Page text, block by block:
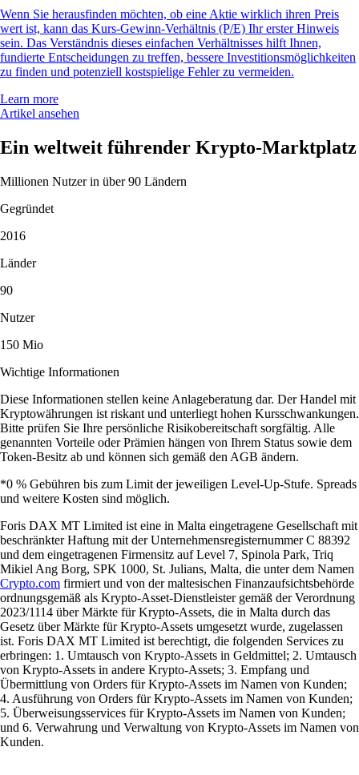
Wenn Sie herausfinden möchten, ob eine Aktie wirklich ihren Preis
wert ist, kann das Kurs-Gewinn-Verhältnis (P/E) Ihr erster Hinweis
sein. Das Verständnis dieses einfachen Verhältnisses hilft Ihnen,
fundierte Entscheidungen zu treffen, bessere Investitionsmöglichkeiten
zu finden und potenziell kostspielige Fehler zu vermeiden.
Learn more
Artikel ansehen
Ein weltweit führender Krypto-Marktplatz
Millionen Nutzer in über 90 Ländern
Gegründet
2016
Länder
90
Nutzer
150 Mio
Wichtige Informationen
Diese Informationen stellen keine Anlageberatung dar. Der Handel mit
Kryptowährungen ist riskant und unterliegt hohen Kursschwankungen.
Bitte prüfen Sie Ihre persönliche Risikobereitschaft sorgfältig. Alle
genannten Vorteile oder Prämien hängen von Ihrem Status sowie dem
Token-Besitz ab und können sich gemäß den AGB ändern.
*0 % Gebühren bis zum Limit der jeweiligen Level-Up-Stufe. Spreads
und weitere Kosten sind möglich.
Foris DAX MT Limited ist eine in Malta eingetragene Gesellschaft mit
beschränkter Haftung mit der Unternehmensregisternummer C 88392
und dem eingetragenen Firmensitz auf Level 7, Spinola Park, Triq
Mikiel Ang Borg, SPK 1000, St. Julians, Malta, die unter dem Namen
Crypto.com firmiert und von der maltesischen Finanzaufsichtsbehörde
ordnungsgemäß als Krypto-Asset-Dienstleister gemäß der Verordnung
2023/1114 über Märkte für Krypto-Assets, die in Malta durch das
Gesetz über Märkte für Krypto-Assets umgesetzt wurde, zugelassen
ist. Foris DAX MT Limited ist berechtigt, die folgenden Services zu
erbringen: 1. Umtausch von Krypto-Assets in Geldmittel; 2. Umtausch
von Krypto-Assets in andere Krypto-Assets; 3. Empfang und
Übermittlung von Orders für Krypto-Assets im Namen von Kunden;
4. Ausführung von Orders für Krypto-Assets im Namen von Kunden;
5. Überweisungsservices für Krypto-Assets im Namen von Kunden;
und 6. Verwahrung und Verwaltung von Krypto-Assets im Namen von
Kunden.